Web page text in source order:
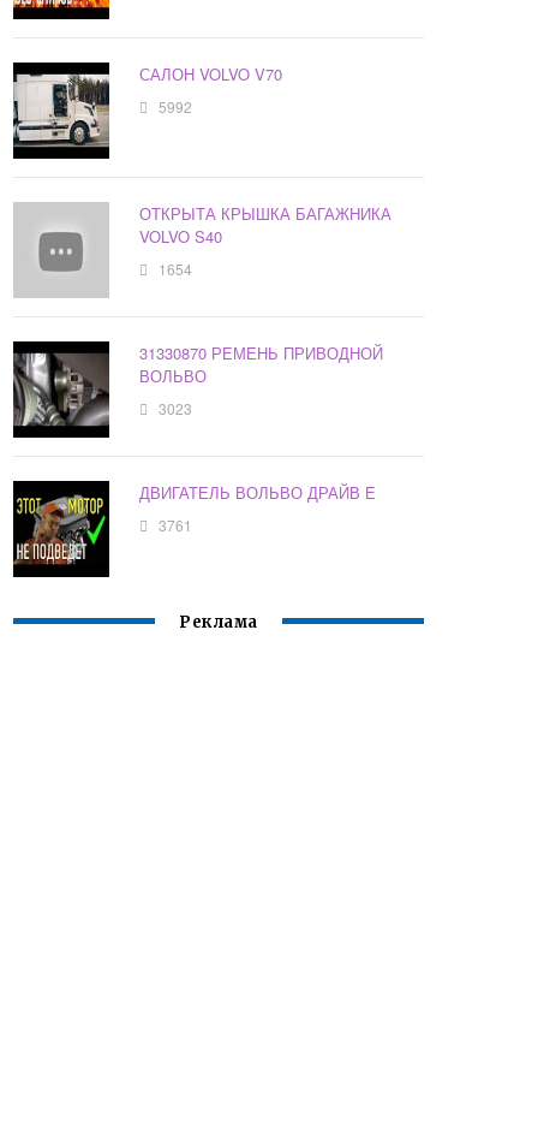
САЛОН VOLVO V70
5992
ОТКРЫТА КРЫШКА БАГАЖНИКА
VOLVO S40
1654
31330870 РЕМЕНЬ ПРИВОДНОЙ
ВОЛЬВО
3023
ДВИГАТЕЛЬ ВОЛЬВО ДРАЙВ Е
3761
Реклама